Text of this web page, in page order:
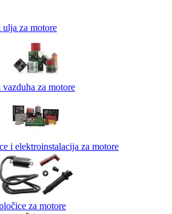
za motore
za motore
i elektroinstalacija za motore
za motore